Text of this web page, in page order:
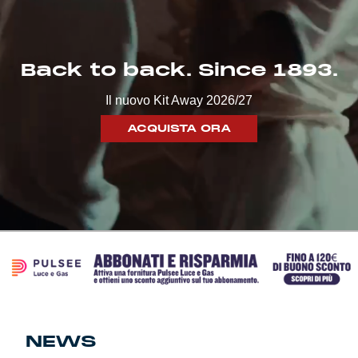
Tacchettee Collection
Urban Collection
Throwback Duemila
Sebago x Genoa
Robe di Kappa x Genoa
Back to back. Since 1893.
Il nuovo Kit Away 2026/27
ACQUISTA ORA
NEWS